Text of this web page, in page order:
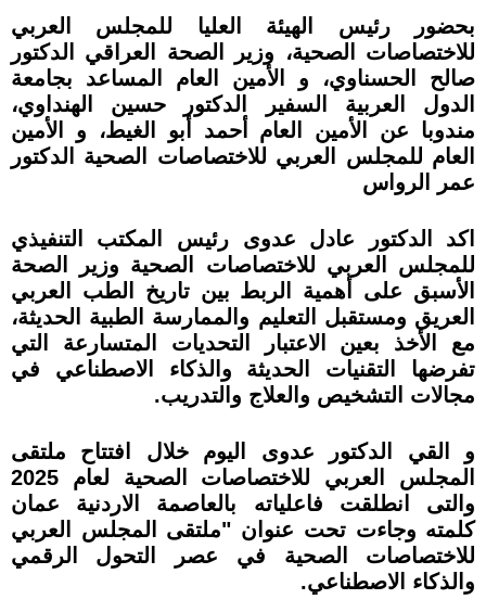
بحضور رئيس الهيئة العليا للمجلس العربي
للاختصاصات الصحية، وزير الصحة العراقي الدكتور
صالح الحسناوي، و الأمين العام المساعد بجامعة
الدول العربية السفير الدكتور حسين الهنداوي،
مندوبا عن الأمين العام أحمد أبو الغيط، و الأمين
العام للمجلس العربي للاختصاصات الصحية الدكتور
عمر الرواس
اكد الدكتور عادل عدوى رئيس المكتب التنفيذي
للمجلس العربي للاختصاصات الصحية وزير الصحة
الأسبق على أهمية الربط بين تاريخ الطب العربي
العريق ومستقبل التعليم والممارسة الطبية الحديثة،
مع الأخذ بعين الاعتبار التحديات المتسارعة التي
تفرضها التقنيات الحديثة والذكاء الاصطناعي في
مجالات التشخيص والعلاج والتدريب.
و القي الدكتور عدوى اليوم خلال افتتاح ملتقى
المجلس العربي للاختصاصات الصحية لعام 2025
والتى انطلقت فاعلياته بالعاصمة الاردنية عمان
كلمته وجاءت تحت عنوان "ملتقى المجلس العربي
للاختصاصات الصحية في عصر التحول الرقمي
والذكاء الاصطناعي.